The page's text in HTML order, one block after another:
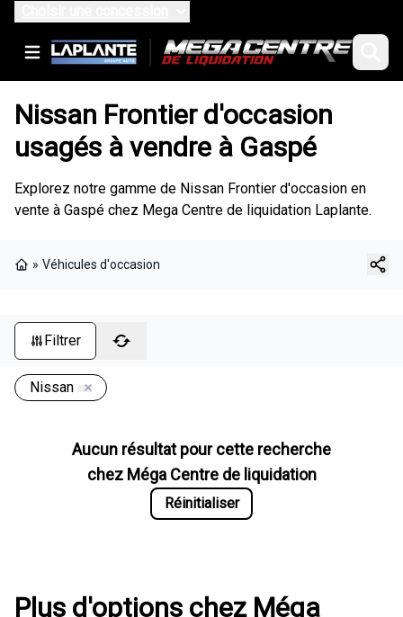
Nissan Frontier d'occasion
usagés à vendre à Gaspé
Explorez notre gamme de Nissan Frontier d'occasion en
vente à Gaspé chez Mega Centre de liquidation Laplante.
» Véhicules d'occasion
Filtrer
Nissan
Aucun résultat pour cette recherche
chez Méga Centre de liquidation
Réinitialiser
Plus d'options chez Méga